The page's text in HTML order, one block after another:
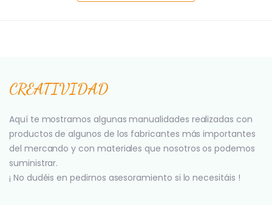
CREATIVIDAD
Aquí te mostramos algunas manualidades realizadas con
productos de algunos de los fabricantes más importantes
del mercando y con materiales que nosotros os podemos
suministrar.
¡ No dudéis en pedirnos asesoramiento si lo necesitáis !